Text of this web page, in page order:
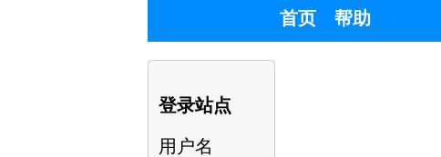
首页 帮助
登录站点
用户名